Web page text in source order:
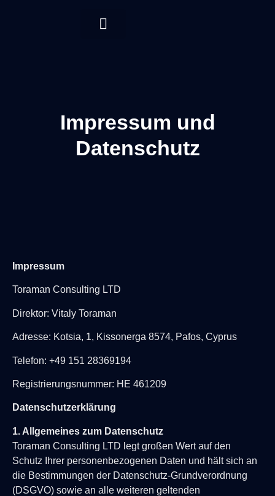
Impressum und
Datenschutz
Impressum
Toraman Consulting LTD
Direktor: Vitaly Toraman
Adresse: Kotsia, 1, Kissonerga 8574, Pafos, Cyprus
Telefon: +49 151 28369194
Registrierungsnummer: HE 461209
Datenschutzerklärung
1. Allgemeines zum Datenschutz
Toraman Consulting LTD legt großen Wert auf den
Schutz Ihrer personenbezogenen Daten und hält sich an
die Bestimmungen der Datenschutz-Grundverordnung
(DSGVO) sowie an alle weiteren geltenden